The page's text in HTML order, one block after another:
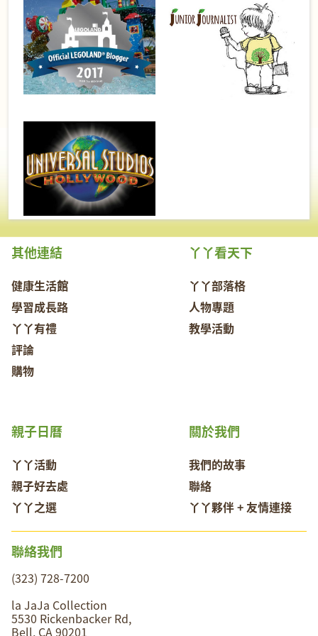
其他連結
健康生活館
學習成長路
丫丫有禮
評論
購物
丫丫看天下
丫丫部落格
人物專題
教學活動
關於我們
我們的故事
聯絡
丫丫夥伴 + 友情連接
親子日曆
丫丫活動
親子好去處
丫丫之選
聯絡我們
(323) 728-7200
la JaJa Collection
5530 Rickenbacker Rd,
Bell, CA 90201